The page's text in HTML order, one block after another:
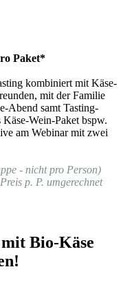
Paket*
kombiniert mit Käse-
mit der Familie
Abend samt Tasting-
Wein-Paket bspw.
am Webinar mit zwei
- nicht pro Person)
p. P. umgerechnet
Bio-Käse